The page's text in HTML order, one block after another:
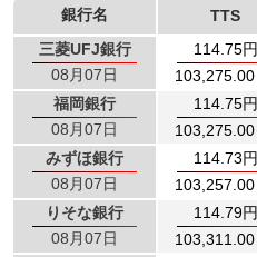
銀行名 TTS
三菱UFJ銀行
08月07日
114.75円
103,275.00
福岡銀行
08月07日
114.75円
103,275.00
みずほ銀行
08月07日
114.73円
103,257.00
りそな銀行
08月07日
114.79円
103,311.00